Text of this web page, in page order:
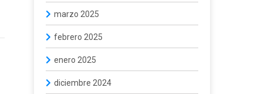
marzo 2025
febrero 2025
enero 2025
diciembre 2024